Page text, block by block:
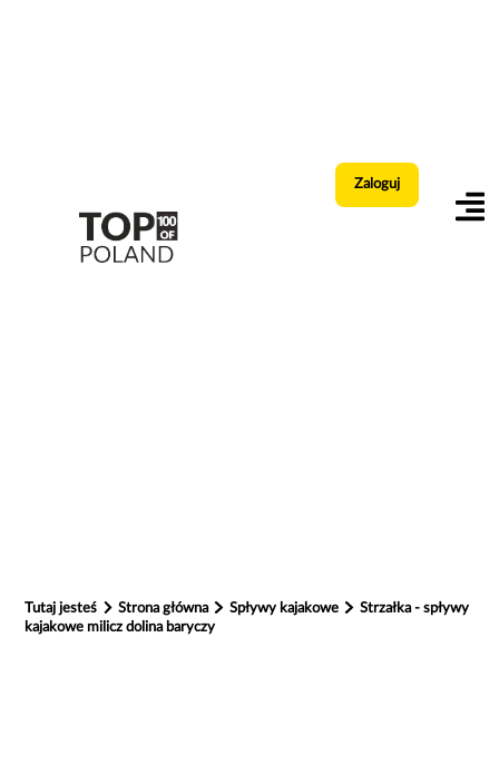
Zaloguj
Tutaj jesteś Strona główna Spływy kajakowe
Strzałka - spływy
kajakowe milicz dolina baryczy